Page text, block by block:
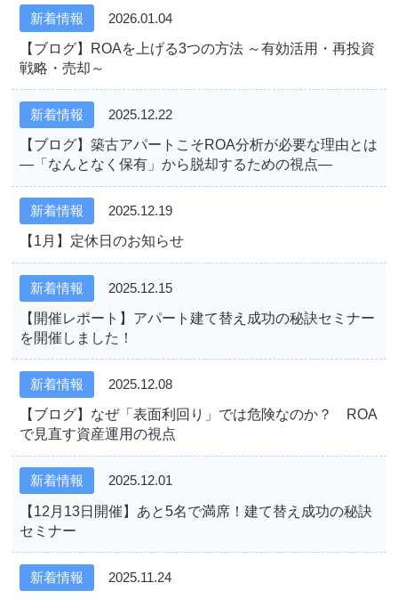
新着情報 2026.01.04
【ブログ】ROAを上げる3つの方法 ～有効活用・再投資
戦略・売却～
新着情報 2025.12.22
【ブログ】築古アパートこそROA分析が必要な理由とは
―「なんとなく保有」から脱却するための視点―
新着情報 2025.12.19
【1月】定休日のお知らせ
新着情報 2025.12.15
【開催レポート】アパート建て替え成功の秘訣セミナー
を開催しました！
新着情報 2025.12.08
【ブログ】なぜ「表面利回り」では危険なのか？ ROA
で見直す資産運用の視点
新着情報 2025.12.01
【12月13日開催】あと5名で満席！建て替え成功の秘訣
セミナー
新着情報 2025.11.24